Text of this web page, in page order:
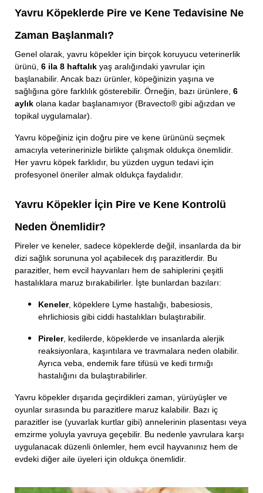
Yavru Köpeklerde Pire ve Kene Tedavisine Ne
Zaman Başlanmalı?
Genel olarak, yavru köpekler için birçok koruyucu veterinerlik
ürünü, 6 ila 8 haftalık yaş aralığındaki yavrular için
başlanabilir. Ancak bazı ürünler, köpeğinizin yaşına ve
sağlığına göre farklılık gösterebilir. Örneğin, bazı ürünlere, 6
aylık olana kadar başlanamıyor (Bravecto® gibi ağızdan ve
topikal uygulamalar).
Yavru köpeğiniz için doğru pire ve kene ürününü seçmek
amacıyla veterinerinizle birlikte çalışmak oldukça önemlidir.
Her yavru köpek farklıdır, bu yüzden uygun tedavi için
profesyonel öneriler almak oldukça faydalıdır.
Yavru Köpekler İçin Pire ve Kene Kontrolü
Neden Önemlidir?
Pireler ve keneler, sadece köpeklerde değil, insanlarda da bir
dizi sağlık sorununa yol açabilecek dış parazitlerdir. Bu
parazitler, hem evcil hayvanları hem de sahiplerini çeşitli
hastalıklara maruz bırakabilirler. İşte bunlardan bazıları:
Keneler, köpeklere Lyme hastalığı, babesiosis,
ehrlichiosis gibi ciddi hastalıkları bulaştırabilir.
Pireler, kedilerde, köpeklerde ve insanlarda alerjik
reaksiyonlara, kaşıntılara ve travmalara neden olabilir.
Ayrıca veba, endemik fare tifüsü ve kedi tırmığı
hastalığını da bulaştırabilirler.
Yavru köpekler dışarıda geçirdikleri zaman, yürüyüşler ve
oyunlar sırasında bu parazitlere maruz kalabilir. Bazı iç
parazitler ise (yuvarlak kurtlar gibi) annelerinin plasentası veya
emzirme yoluyla yavruya geçebilir. Bu nedenle yavrulara karşı
uygulanacak düzenli önlemler, hem evcil hayvanınız hem de
evdeki diğer aile üyeleri için oldukça önemlidir.